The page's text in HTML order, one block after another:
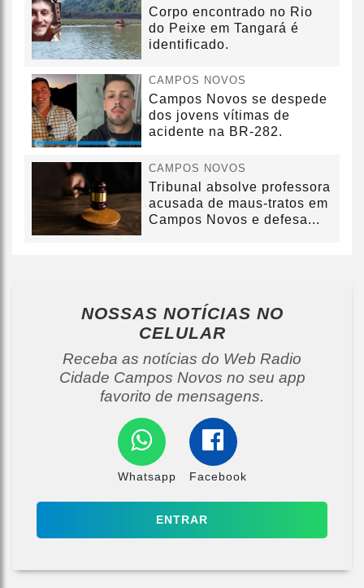
Corpo encontrado no Rio
do Peixe em Tangará é
identificado.
CAMPOS NOVOS
Campos Novos se despede
dos jovens vítimas de
acidente na BR-282.
CAMPOS NOVOS
Tribunal absolve professora
acusada de maus-tratos em
Campos Novos e defesa...
NOSSAS NOTÍCIAS NO
CELULAR
Receba as notícias do Web Radio
Cidade Campos Novos no seu app
favorito de mensagens.
Whatsapp Facebook
ENTRAR